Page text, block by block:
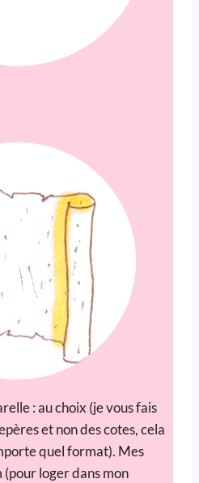
: au choix (je vous fais
et non des cotes, cela
quel format). Mes
loger dans mon